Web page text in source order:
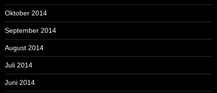
Oktober 2014
September 2014
August 2014
Juli 2014
Juni 2014